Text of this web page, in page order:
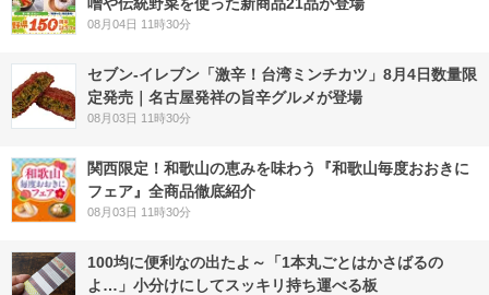
08月04日 11時30分
セブン-イレブン「激辛！台湾ミンチカツ」8月4日数量限
定発売｜名古屋発祥の旨辛グルメが登場
08月03日 11時30分
関西限定！和歌山の恵みを味わう『和歌山毎度おおきに
フェア』全商品徹底紹介
08月03日 11時30分
100均に便利なの出たよ～「1本丸ごとはかさばるの
よ…」小分けにしてスッキリ持ち運べる板